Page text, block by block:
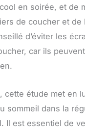
en soirée, et de
de coucher et de
d’éviter les
car ils
cette étude met en
sommeil dans la
Il est essentiel de